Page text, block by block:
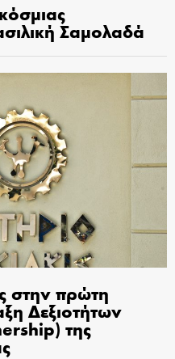
Σαμολαδά
στην πρώτη
Δεξιοτήτων
της